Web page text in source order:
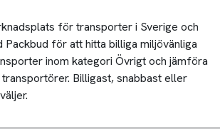
för transporter i Sverige och
Packbud för att hitta billiga miljövänliga
inom kategori Övrigt och jämföra
Billigast, snabbast eller